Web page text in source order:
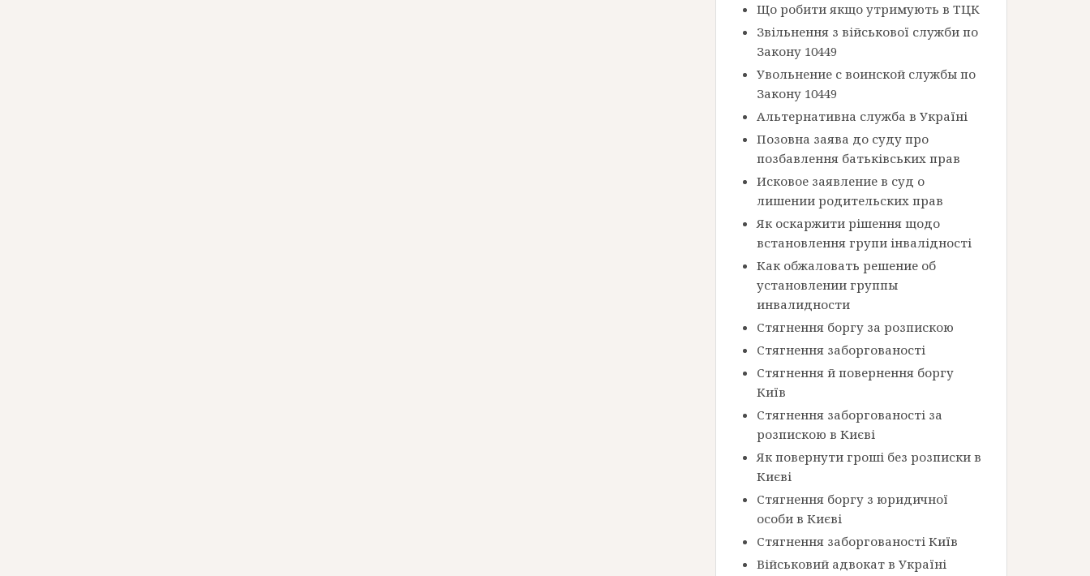
Що робити якщо утримують в ТЦК
Звільнення з військової служби по
Закону 10449
Увольнение с воинской службы по
Закону 10449
Альтернативна служба в Україні
Позовна заява до суду про
позбавлення батьківських прав
Исковое заявление в суд о
лишении родительских прав
Як оскаржити рішення щодо
встановлення групи інвалідності
Как обжаловать решение об
установлении группы
инвалидности
Стягнення боргу за розпискою
Стягнення заборгованості
Стягнення й повернення боргу
Київ
Стягнення заборгованості за
розпискою в Києві
Як повернути гроші без розписки в
Києві
Стягнення боргу з юридичної
особи в Києві
Стягнення заборгованості Київ
Військовий адвокат в Україні